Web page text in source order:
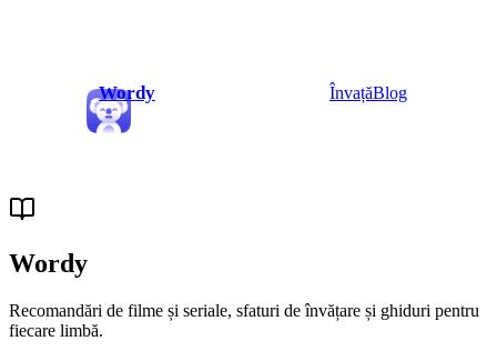
Wordy ÎnvațăBlog
Wordy
Recomandări de filme și seriale, sfaturi de învățare și ghiduri pentru
fiecare limbă.